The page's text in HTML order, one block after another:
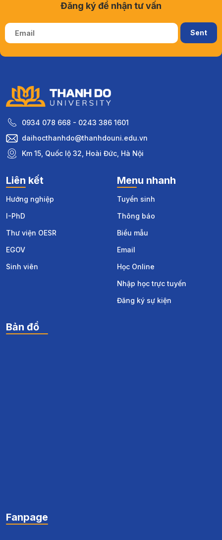
0934 078 668 - 0243 386 1601
daihocthanhdo@thanhdouni.edu.vn
Km 15, Quốc lộ 32, Hoài Đức, Hà Nội
Liên kết
Hướng nghiệp
I-PhD
Thư viện OESR
EGOV
Sinh viên
Menu nhanh
Tuyển sinh
Thông báo
Biểu mẫu
Email
Học Online
Nhập học trực tuyến
Đăng ký sự kiện
Bản đồ
Fanpage
Đăng ký để nhận tư vấn